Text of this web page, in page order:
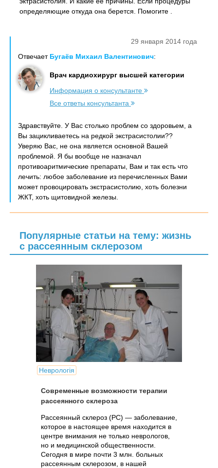
определяющие откуда она берется. Помогите .
29 января 2014 года
Отвечает Бугаёв Михаил Валентинович:
Врач кардиохирург высшей категории
Информация о консультанте
Все ответы консультанта
Здравствуйте. У Вас столько проблем со здоровьем, а
Вы зацикливаетесь на редкой экстрасистолии??
Уверяю Вас, не она является основной Вашей
проблемой. Я бы вообще не назначал
противоаритмические препараты, Вам и так есть что
лечить: любое заболевание из перечисленных Вами
может провоцировать экстрасистолию, хоть болезни
ЖКТ, хоть щитовидной железы.
Популярные статьи на тему: жизнь
с рассеянным склерозом
Неврологія
Современные возможности терапии
рассеянного склероза
Рассеянный склероз (РС) — заболевание,
которое в настоящее время находится в
центре внимания не только неврологов,
но и медицинской общественности.
Сегодня в мире почти 3 млн. больных
рассеянным склерозом, в нашей